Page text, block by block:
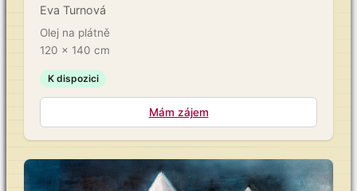
Eva Turnová
Olej na plátně
120 × 140 cm
K dispozici
Mám zájem